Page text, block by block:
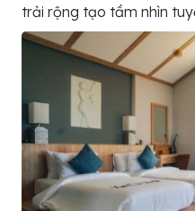
trải rộng tạo tầm nhìn